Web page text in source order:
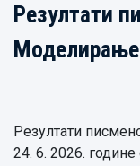
Резултати
Моделирање
Резултати
24. 6. 2026.